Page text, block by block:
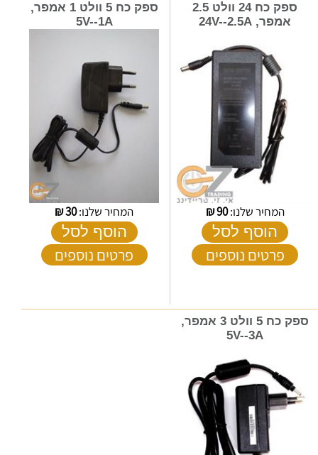
ספק כח 24 וולט 2.5
אמפר, 24V--2.5A
המחיר שלנו:90
₪
הוסף לסל
פרטים נוספים
ספק כח 5 וולט 1 אמפר,
5V--1A
המחיר שלנו:30
₪
הוסף לסל
פרטים נוספים
ספק כח 5 וולט 3 אמפר,
5V--3A